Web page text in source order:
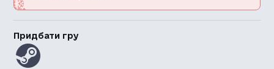
Придбати гру